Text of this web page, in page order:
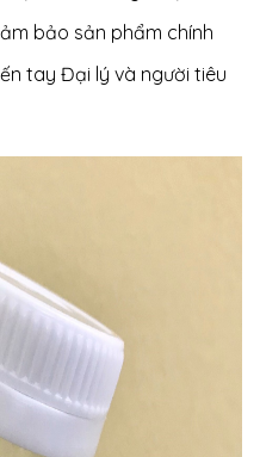
bảo sản phẩm chính
tay Đại lý và người tiêu